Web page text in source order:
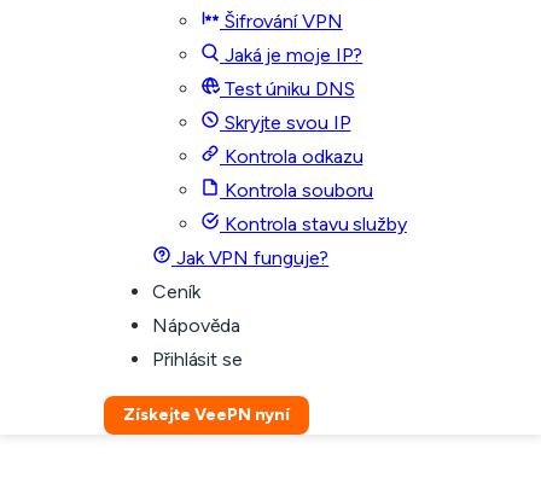
Šifrování VPN
Jaká je moje IP?
Test úniku DNS
Skryjte svou IP
Kontrola odkazu
Kontrola souboru
Kontrola stavu služby
Jak VPN funguje?
Ceník
Nápověda
Přihlásit se
Získejte VeePN nyní